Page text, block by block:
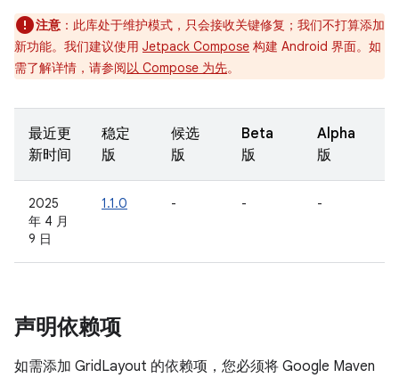
注意 ：此库处于维护模式，只会接收关键修复；我们不打算添加
新功能。我们建议使用 Jetpack Compose 构建 Android 界面。如
需了解详情，请参阅以 Compose 为先。
最近更
新时间
稳定
版
候选
版
Beta
版
Alpha
版
2025
年 4 月
9 日
1.1.0 - - -
声明依赖项
如需添加 GridLayout 的依赖项，您必须将 Google Maven